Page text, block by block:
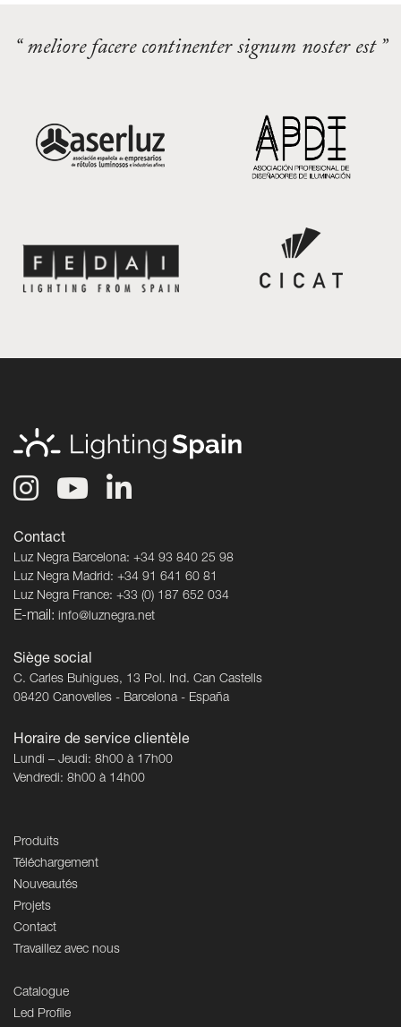
“ meliore facere continenter signum noster est ”
Contact
Luz Negra Barcelona: +34 93 840 25 98
Luz Negra Madrid: +34 91 641 60 81
Luz Negra France: +33 (0) 187 652 034
E-mail: info@luznegra.net
Siège social
C. Carles Buhigues, 13 Pol. Ind. Can Castells
08420 Canovelles - Barcelona - España
Horaire de service clientèle
Lundi – Jeudi: 8h00 à 17h00
Vendredi: 8h00 à 14h00
Produits
Téléchargement
Nouveautés
Projets
Contact
Travaillez avec nous
Catalogue
Led Profile